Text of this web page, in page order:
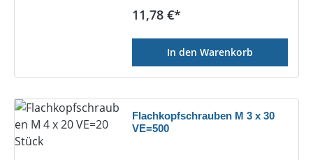
Regulärer Preis:
11,78 €*
In den Warenkorb
Flachkopfschrauben M 3 x 30
VE=500